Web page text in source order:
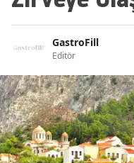
GastroFill
Editör